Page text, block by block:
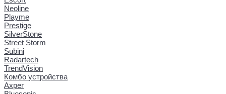
Neoline
Playme
Prestige
SilverStone
Street Storm
Subini
Radartech
TrendVision
Комбо устройства
Axper